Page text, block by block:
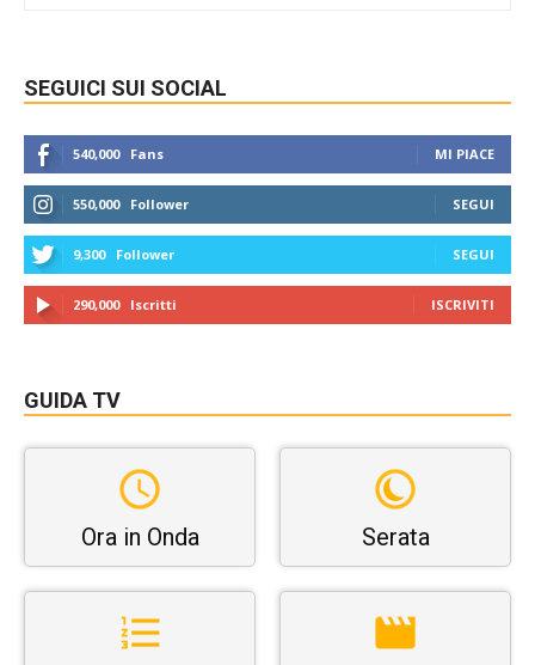
SEGUICI SUI SOCIAL
540,000 Fans MI PIACE
550,000 Follower SEGUI
9,300 Follower SEGUI
290,000 Iscritti ISCRIVITI
GUIDA TV
Ora in Onda Serata